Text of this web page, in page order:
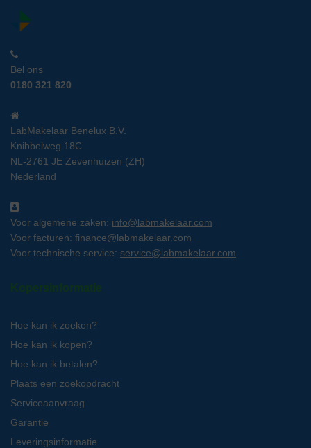
Bel ons
0180 321 820
LabMakelaar Benelux B.V.
Knibbelweg 18C
NL-2761 JE Zevenhuizen (ZH)
Nederland
Voor algemene zaken: info@labmakelaar.com
Voor facturen: finance@labmakelaar.com
Voor technische service: service@labmakelaar.com
Kopersinformatie
Hoe kan ik zoeken?
Hoe kan ik kopen?
Hoe kan ik betalen?
Plaats een zoekopdracht
Serviceaanvraag
Garantie
Leveringsinformatie